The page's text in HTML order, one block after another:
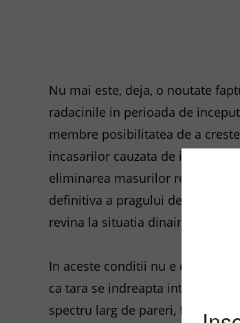
Nu mai este, deja, o noutate
radacinile in perioada de
membre posibilitatea de a
incasarilor cauzata de
eliminarea masurilor restrictive.
definitiva a pragului de deficit
revina la situatia dinaintea
In aceste conditii nu e de
ca tara se indreapta intr-o
spectru larg de pareri, fiind pusi